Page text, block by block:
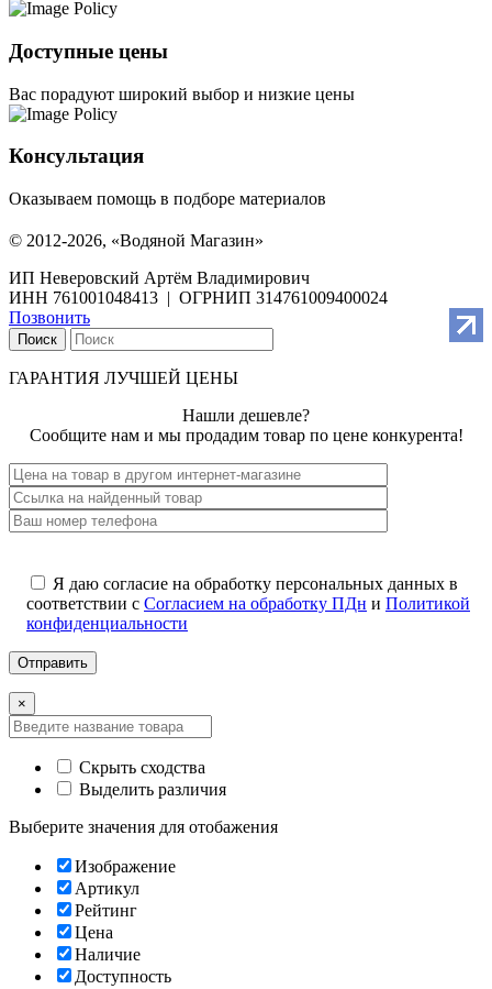
Доступные цены
Вас порадуют широкий выбор и низкие цены
Консультация
Оказываем помощь в подборе материалов
© 2012-2026, «Водяной Магазин»
ИП Неверовский Артём Владимирович
ИНН 761001048413 | ОГРНИП 314761009400024
Позвонить
Поиск
ГАРАНТИЯ ЛУЧШЕЙ ЦЕНЫ
Нашли дешевле?
Сообщите нам и мы продадим товар по цене конкурента!
Я даю согласие на обработку персональных данных в
соответствии с Согласием на обработку ПДн и Политикой
конфиденциальности
×
Скрыть сходства
Выделить различия
Выберите значения для отобажения
Изображение
Артикул
Рейтинг
Цена
Наличие
Доступность